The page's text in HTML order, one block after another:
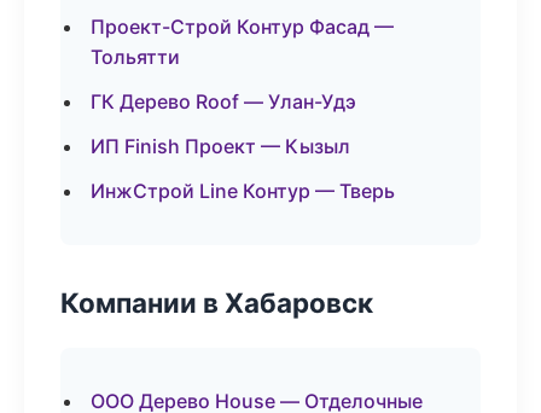
Проект-Строй Контур Фасад —
Тольятти
ГК Дерево Roof — Улан-Удэ
ИП Finish Проект — Кызыл
ИнжСтрой Line Контур — Тверь
Компании в Хабаровск
ООО Дерево House — Отделочные